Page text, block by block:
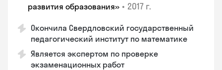
развития образования» • 2017 г.
Окончила Свердловский государственный
педагогический институт по математике
Является экспертом по проверке
экзаменационных работ